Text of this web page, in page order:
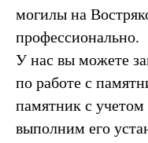
могилы на
профессионально.
У нас вы можете
по работе с
памятник с
выполним его